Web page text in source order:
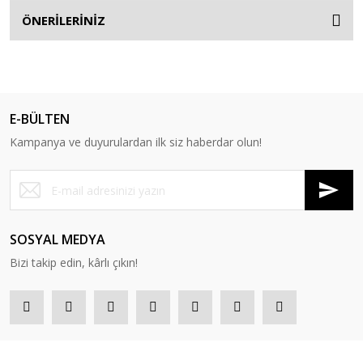
ÖNERİLERİNİZ
E-BÜLTEN
Kampanya ve duyurulardan ilk siz haberdar olun!
SOSYAL MEDYA
Bizi takip edin, kârlı çıkın!